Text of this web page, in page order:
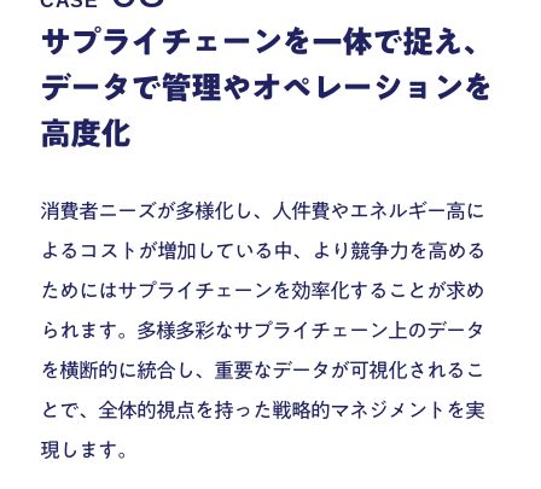
サプライチェーンを一体で捉え、
データで管理やオペレーションを
高度化
消費者ニーズが多様化し、人件費やエネルギー高に
よるコストが増加している中、より競争力を高める
ためにはサプライチェーンを効率化することが求め
られます。多様多彩なサプライチェーン上のデータ
を横断的に統合し、重要なデータが可視化されるこ
とで、全体的視点を持った戦略的マネジメントを実
現します。